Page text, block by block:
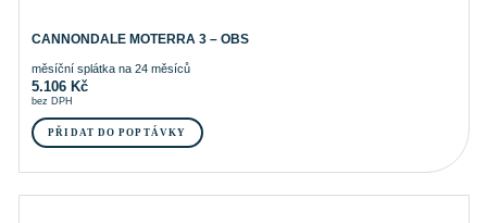
CANNONDALE MOTERRA 3 – OBS
měsíční splátka na 24 měsíců
5.106 Kč
bez DPH
PŘIDAT DO POPTÁVKY